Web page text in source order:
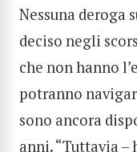
Nessuna deroga
deciso negli
che non hanno
potranno
sono ancora
anni. “Tuttavia –